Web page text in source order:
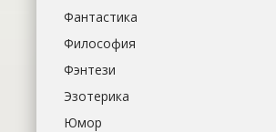
Фантастика
Философия
Фэнтези
Эзотерика
Юмор